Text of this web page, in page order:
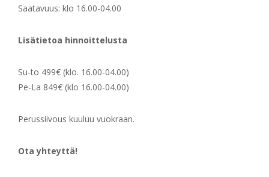
Saatavuus: klo 16.00-04.00
Lisätietoa hinnoittelusta
Su-to 499€ (klo. 16.00-04.00)
Pe-La 849€ (klo 16.00-04.00)
Perussiivous kuuluu vuokraan.
Ota yhteyttä!